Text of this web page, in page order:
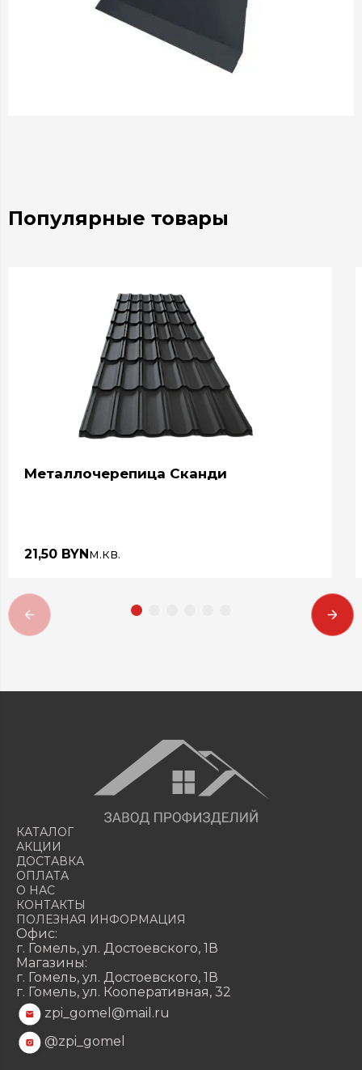
Популярные товары
Металлочерепица Сканди
21,50 BYNм.кв.
КАТАЛОГ
АКЦИИ
ДОСТАВКА
ОПЛАТА
О НАС
КОНТАКТЫ
ПОЛЕЗНАЯ ИНФОРМАЦИЯ
Офис:
г. Гомель, ул. Достоевского, 1В
Магазины:
г. Гомель, ул. Достоевского, 1В
г. Гомель, ул. Кооперативная, 32
zpi_gomel@mail.ru
@zpi_gomel